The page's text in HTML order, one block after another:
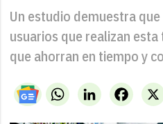
Un estudio demuestra
usuarios que realizan
que ahorran en tiempo y
WhatsAppLinkedIn